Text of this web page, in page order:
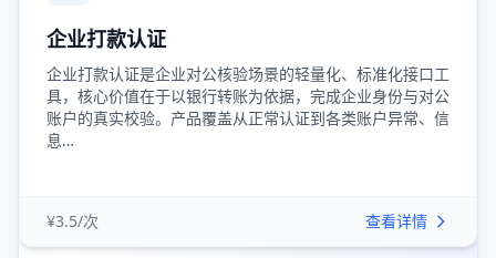
企业打款认证
企业打款认证是企业对公核验场景的轻量化、标准化接口工
具，核心价值在于以银行转账为依据，完成企业身份与对公
账户的真实校验。产品覆盖从正常认证到各类账户异常、信
息…
¥3.5/次 查看详情